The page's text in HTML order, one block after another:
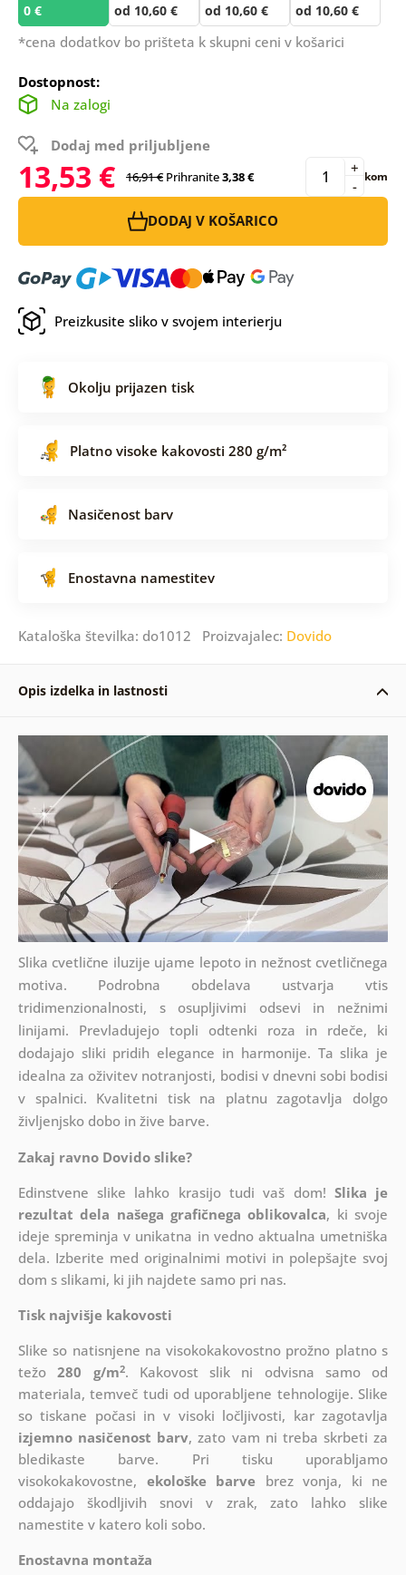
0 € od 10,60 € od 10,60 € od 10,60 €
*cena dodatkov bo prišteta k skupni ceni v košarici
Dostopnost:
Na zalogi
Dodaj med priljubljene
13,53 € 16,91 € Prihranite3,38 € -
+ kom
DODAJ V KOŠARICO
Preizkusite sliko v svojem interierju
Okolju prijazen tisk
Platno visoke kakovosti 280 g/m²
Nasičenost barv
Enostavna namestitev
Kataloška številka: do1012 Proizvajalec: Dovido
Opis izdelka in lastnosti
Slika cvetlične iluzije ujame lepoto in nežnost cvetličnega
motiva. Podrobna obdelava ustvarja vtis
tridimenzionalnosti, s osupljivimi odsevi in nežnimi
linijami. Prevladujejo topli odtenki roza in rdeče, ki
dodajajo sliki pridih elegance in harmonije. Ta slika je
idealna za oživitev notranjosti, bodisi v dnevni sobi bodisi
v spalnici. Kvalitetni tisk na platnu zagotavlja dolgo
življenjsko dobo in žive barve.
Zakaj ravno Dovido slike?
Edinstvene slike lahko krasijo tudi vaš dom! Slika je
rezultat dela našega grafičnega oblikovalca, ki svoje
ideje spreminja v unikatna in vedno aktualna umetniška
dela. Izberite med originalnimi motivi in polepšajte svoj
dom s slikami, ki jih najdete samo pri nas.
Tisk najvišje kakovosti
Slike so natisnjene na visokokakovostno prožno platno s
težo280 g/m2. Kakovost slik ni odvisna samo od
materiala, temveč tudi od uporabljene tehnologije. Slike
so tiskane počasi in v visoki ločljivosti, kar zagotavlja
izjemno nasičenost barv, zato vam ni treba skrbeti za
bledikaste barve. Pri tisku uporabljamo
visokokakovostne, ekološke barve brez vonja, ki ne
oddajajo škodljivih snovi v zrak, zato lahko slike
namestite v katero koli sobo.
Enostavna montaža